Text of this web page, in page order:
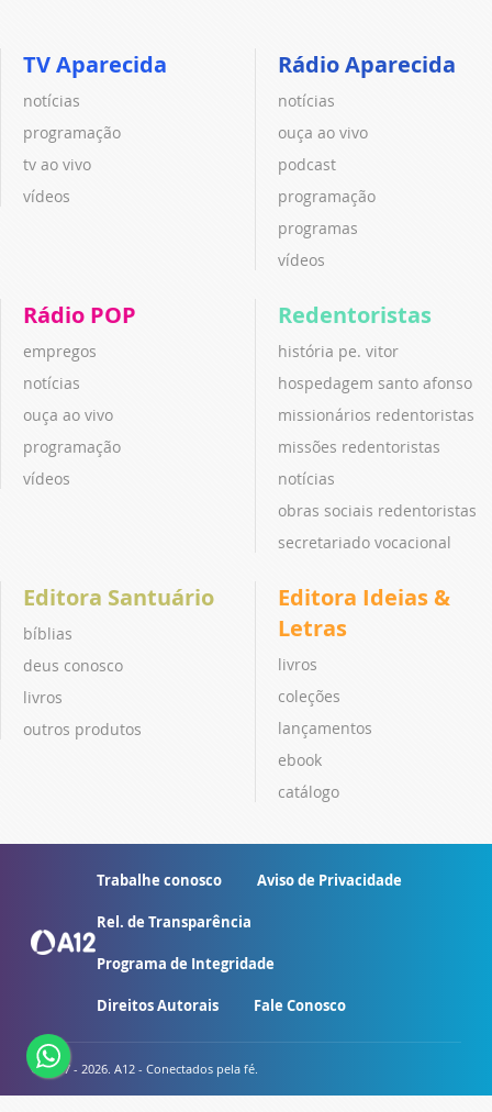
TV Aparecida
notícias
programação
tv ao vivo
vídeos
Rádio Aparecida
notícias
ouça ao vivo
podcast
programação
programas
vídeos
Rádio POP
empregos
notícias
ouça ao vivo
programação
vídeos
Redentoristas
história pe. vitor
hospedagem santo afonso
missionários redentoristas
missões redentoristas
notícias
obras sociais redentoristas
secretariado vocacional
Editora Santuário
bíblias
deus conosco
livros
outros produtos
Editora Ideias &
Letras
livros
coleções
lançamentos
ebook
catálogo
Trabalhe conosco Aviso de Privacidade
Rel. de Transparência
Programa de Integridade
Direitos Autorais Fale Conosco
© 2007 - 2026. A12 - Conectados pela fé.